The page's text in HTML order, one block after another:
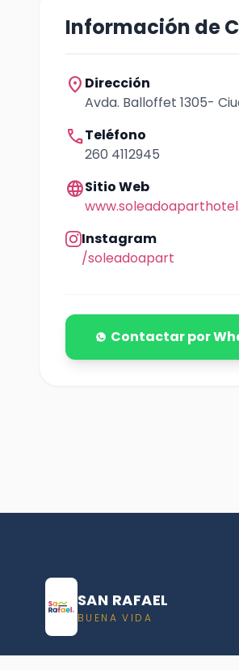
Información de
location_on Dirección
Avda. Balloffet 1305-
callTeléfono
260 4112945
languageSitio Web
Instagram
/soleadoapart
Contactar por
SAN RAFAEL
BUENA VIDA